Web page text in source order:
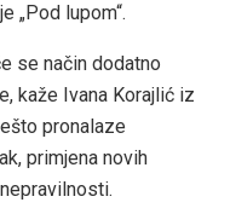
„Pod lupom“.
se način dodatno
kaže Ivana Korajlić iz
pronalaze
primjena novih